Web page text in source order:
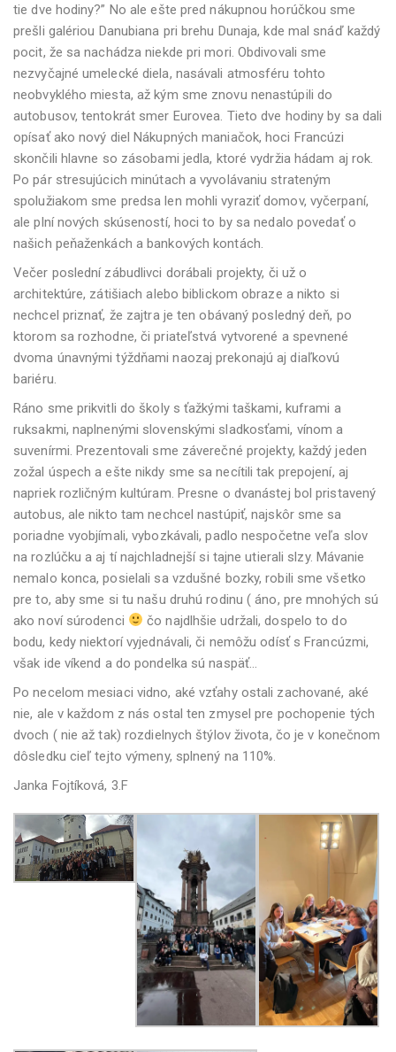
tie dve hodiny?” No ale ešte pred nákupnou horúčkou sme
prešli galériou Danubiana pri brehu Dunaja, kde mal snáď každý
pocit, že sa nachádza niekde pri mori. Obdivovali sme
nezvyčajné umelecké diela, nasávali atmosféru tohto
neobvyklého miesta, až kým sme znovu nenastúpili do
autobusov, tentokrát smer Eurovea. Tieto dve hodiny by sa dali
opísať ako nový diel Nákupných maniačok, hoci Francúzi
skončili hlavne so zásobami jedla, ktoré vydržia hádam aj rok.
Po pár stresujúcich minútach a vyvolávaniu strateným
spolužiakom sme predsa len mohli vyraziť domov, vyčerpaní,
ale plní nových skúseností, hoci to by sa nedalo povedať o
našich peňaženkách a bankových kontách.
Večer poslední zábudlivci dorábali projekty, či už o
architektúre, zátišiach alebo biblickom obraze a nikto si
nechcel priznať, že zajtra je ten obávaný posledný deň, po
ktorom sa rozhodne, či priateľstvá vytvorené a spevnené
dvoma únavnými týždňami naozaj prekonajú aj diaľkovú
bariéru.
Ráno sme prikvitli do školy s ťažkými taškami, kuframi a
ruksakmi, naplnenými slovenskými sladkosťami, vínom a
suvenírmi. Prezentovali sme záverečné projekty, každý jeden
zožal úspech a ešte nikdy sme sa necítili tak prepojení, aj
napriek rozličným kultúram. Presne o dvanástej bol pristavený
autobus, ale nikto tam nechcel nastúpiť, najskôr sme sa
poriadne vyobjímali, vybozkávali, padlo nespočetne veľa slov
na rozlúčku a aj tí najchladnejší si tajne utierali slzy. Mávanie
nemalo konca, posielali sa vzdušné bozky, robili sme všetko
pre to, aby sme si tu našu druhú rodinu ( áno, pre mnohých sú
ako noví súrodenci
čo najdlhšie udržali, dospelo to do
bodu, kedy niektorí vyjednávali, či nemôžu odísť s Francúzmi,
však ide víkend a do pondelka sú naspäť…
Po necelom mesiaci vidno, aké vzťahy ostali zachované, aké
nie, ale v každom z nás ostal ten zmysel pre pochopenie tých
dvoch ( nie až tak) rozdielnych štýlov života, čo je v konečnom
dôsledku cieľ tejto výmeny, splnený na 110%.
Janka Fojtíková, 3.F